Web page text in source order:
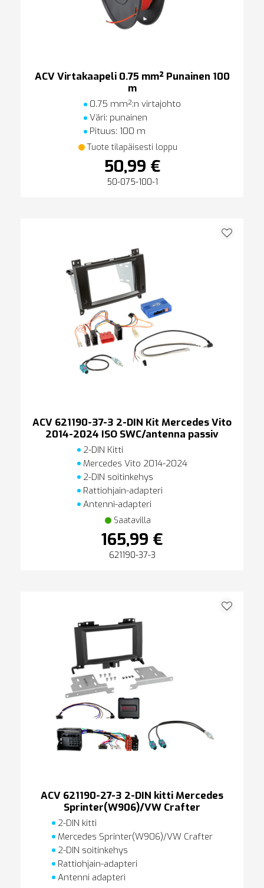
ACV Virtakaapeli 0.75 mm² Punainen 100
m
0.75 mm²:n virtajohto
Väri: punainen
Pituus: 100 m
Tuote tilapäisesti loppu
50,99 €
50-075-100-1
ACV 621190-37-3 2-DIN Kit Mercedes Vito
2014-2024 ISO SWC/antenna passiv
2-DIN Kitti
Mercedes Vito 2014-2024
2-DIN soitinkehys
Rattiohjain-adapteri
Antenni-adapteri
Saatavilla
165,99 €
621190-37-3
ACV 621190-27-3 2-DIN kitti Mercedes
Sprinter(W906)/VW Crafter
2-DIN kitti
Mercedes Sprinter(W906)/VW Crafter
2-DIN soitinkehys
Rattiohjain-adapteri
Antenni adapteri